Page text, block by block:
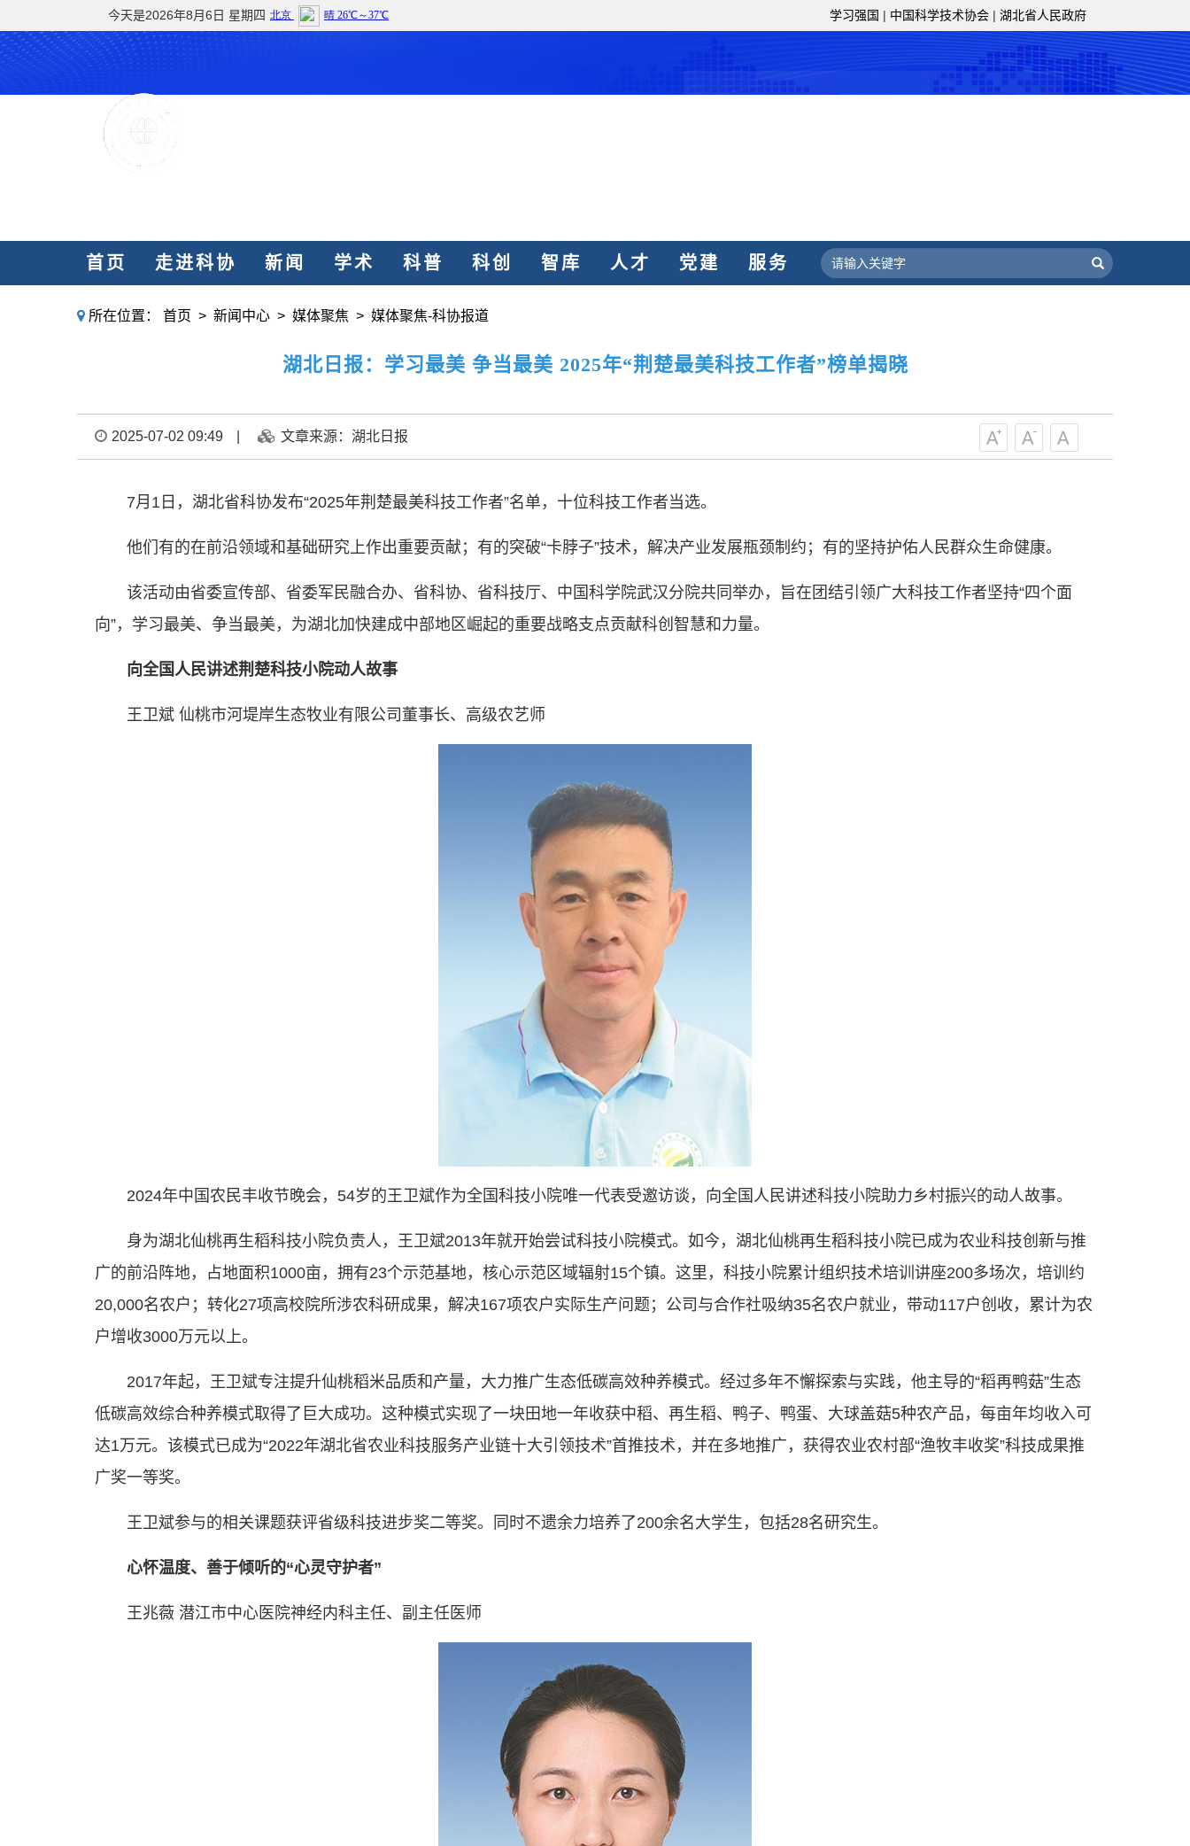
学习强国 | 中国科学技术协会 | 湖北省人民政府
今天是2026年8月6日 星期四
和政府科学决策服务的职责定位,推动开放型、枢纽
型、平台型科协组织建设，接长手臂，扎根基层，团
结引领广大科技工作者积极进军科技创新，组织开展
创新争先行动，促进科技繁荣发展，促进科学普及和
推广，真正成为党领导下团结联系广大科技工作者的
学决策服务，更广泛地把广大科技工作者团结在党的
周围，弘扬科学家精神，涵养优良学风。要坚持面向
和政府科学决策服务的职责定位,推动开放型、枢纽
型、平台型科协组织建设，接长手臂，扎根基层，团
人民团体，成为科技创新的重要力量。
和纽带的职责，坚持为科技工作者服务、为创新驱动
合作，为全面建设社会主义现代化国家、推动构建人
首页 走进科协 新闻 学术 科普 科创 智库 人才 党建 服务
所在位置： 首页 > 新闻中心 > 媒体聚焦 > 媒体聚焦-科协报道
湖北日报：学习最美 争当最美 2025年“荆楚最美科技工作者”榜单揭晓
2025-07-02 09:49 文章来源：湖北日报
7月1日，湖北省科协发布“2025年荆楚最美科技工作者”名单，十位科技工作者当选。
他们有的在前沿领域和基础研究上作出重要贡献；有的突破“卡脖子”技术，解决产业发展瓶颈制约；有的坚持护佑人民群众生命健康。
该活动由省委宣传部、省委军民融合办、省科协、省科技厅、中国科学院武汉分院共同举办，旨在团结引领广大科技工作者坚持“四个面
向”，学习最美、争当最美，为湖北加快建成中部地区崛起的重要战略支点贡献科创智慧和力量。
向全国人民讲述荆楚科技小院动人故事
王卫斌 仙桃市河堤岸生态牧业有限公司董事长、高级农艺师
2024年中国农民丰收节晚会，54岁的王卫斌作为全国科技小院唯一代表受邀访谈，向全国人民讲述科技小院助力乡村振兴的动人故事。
身为湖北仙桃再生稻科技小院负责人，王卫斌2013年就开始尝试科技小院模式。如今，湖北仙桃再生稻科技小院已成为农业科技创新与推
广的前沿阵地，占地面积1000亩，拥有23个示范基地，核心示范区域辐射15个镇。这里，科技小院累计组织技术培训讲座200多场次，培训约
20,000名农户；转化27项高校院所涉农科研成果，解决167项农户实际生产问题；公司与合作社吸纳35名农户就业，带动117户创收，累计为农
户增收3000万元以上。
2017年起，王卫斌专注提升仙桃稻米品质和产量，大力推广生态低碳高效种养模式。经过多年不懈探索与实践，他主导的“稻再鸭菇”生态
低碳高效综合种养模式取得了巨大成功。这种模式实现了一块田地一年收获中稻、再生稻、鸭子、鸭蛋、大球盖菇5种农产品，每亩年均收入可
达1万元。该模式已成为“2022年湖北省农业科技服务产业链十大引领技术”首推技术，并在多地推广，获得农业农村部“渔牧丰收奖”科技成果推
广奖一等奖。
王卫斌参与的相关课题获评省级科技进步奖二等奖。同时不遗余力培养了200余名大学生，包括28名研究生。
心怀温度、善于倾听的“心灵守护者”
王兆薇 潜江市中心医院神经内科主任、副主任医师